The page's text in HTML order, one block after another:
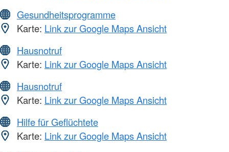
Gesundheitsprogramme
Karte: Link zur Google Maps Ansicht
Hausnotruf
Karte: Link zur Google Maps Ansicht
Hausnotruf
Karte: Link zur Google Maps Ansicht
Hilfe für Geflüchtete
Karte: Link zur Google Maps Ansicht